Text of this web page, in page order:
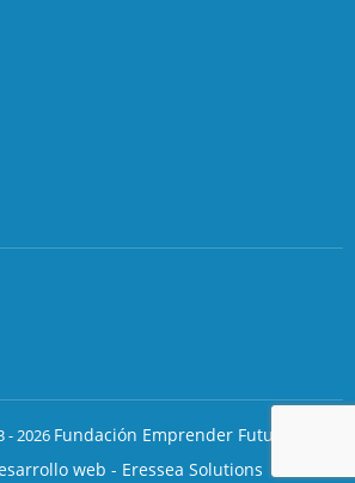
- 2026 Fundación Emprender Futuro.
web - Eressea Solutions